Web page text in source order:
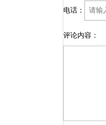
电话：
评论内容：